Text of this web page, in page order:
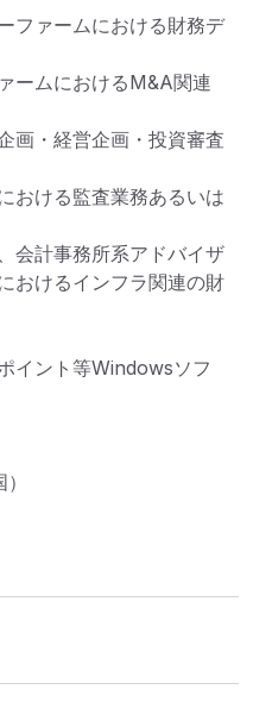
ファームにおける財務デ
ームにおけるM&A関連
画・経営企画・投資審査
おける監査業務あるいは
会計事務所系アドバイザ
おけるインフラ関連の財
イント等Windowsソフ